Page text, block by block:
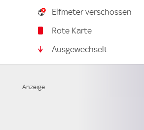
Elfmeter verschossen
Rote Karte
Ausgewechselt